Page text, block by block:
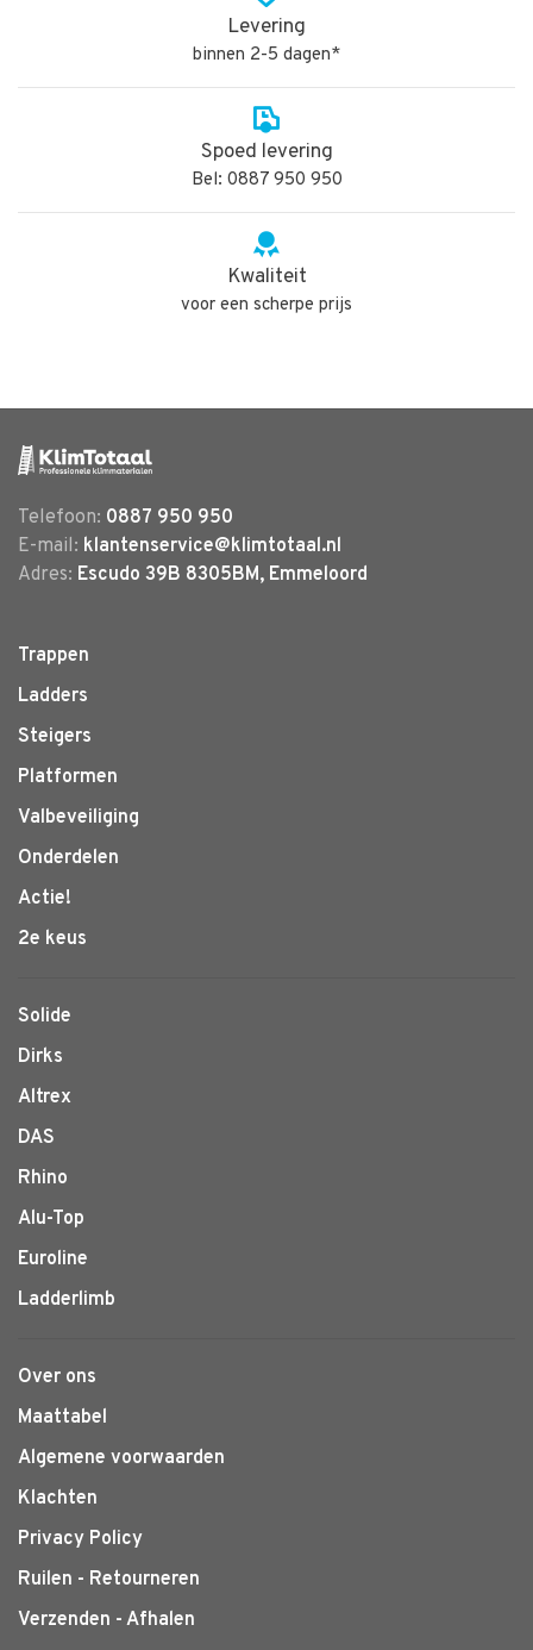
Levering
binnen 2-5 dagen*
Spoed levering
Bel: 0887 950 950
Kwaliteit
voor een scherpe prijs
Telefoon: 0887 950 950
E-mail: klantenservice@klimtotaal.nl
Adres: Escudo 39B 8305BM, Emmeloord
Trappen
Ladders
Steigers
Platformen
Valbeveiliging
Onderdelen
Actie!
2e keus
Solide
Dirks
Altrex
DAS
Rhino
Alu-Top
Euroline
Ladderlimb
Over ons
Maattabel
Algemene voorwaarden
Klachten
Privacy Policy
Ruilen - Retourneren
Verzenden - Afhalen